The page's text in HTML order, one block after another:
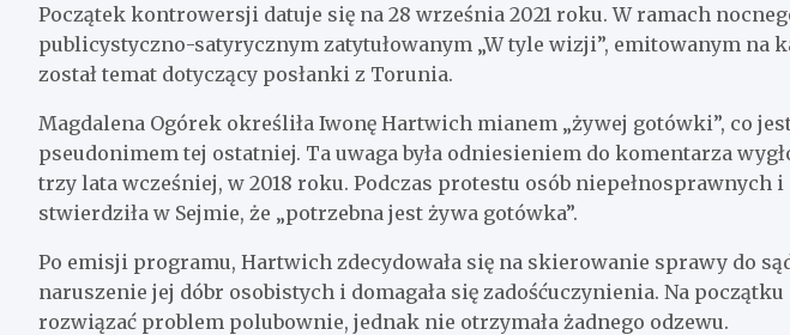
Początek kontrowersji datuje się na 28 września 2021 roku. W ramach
publicystyczno-satyrycznym zatytułowanym „W tyle wizji”, emitowanym na
został temat dotyczący posłanki z Torunia.
Magdalena Ogórek określiła Iwonę Hartwich mianem „żywej gotówki”, co
pseudonimem tej ostatniej. Ta uwaga była odniesieniem do komentarza
trzy lata wcześniej, w 2018 roku. Podczas protestu osób niepełnosprawnych
stwierdziła w Sejmie, że „potrzebna jest żywa gotówka”.
Po emisji programu, Hartwich zdecydowała się na skierowanie sprawy do
naruszenie jej dóbr osobistych i domagała się zadośćuczynienia. Na początku
rozwiązać problem polubownie, jednak nie otrzymała żadnego odzewu.